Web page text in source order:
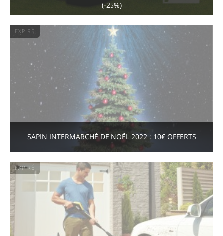
(-25%)
EXPIRÉ
SAPIN INTERMARCHÉ DE NOËL 2022 : 10€ OFFERTS
EXPIRÉ